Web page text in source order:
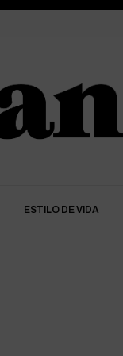
ESTILO DE VIDA